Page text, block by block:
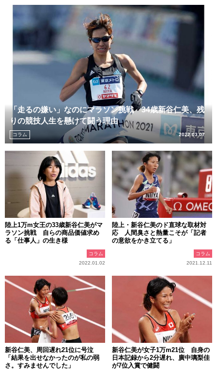
「走るの嫌い」なのにマラソン挑戦 34歳新谷仁美、残
りの競技人生を懸けて闘う理由
コラム 2022.03.07
陸上1万m女王の33歳新谷仁美がマ
ラソン挑戦 自らの商品価値求め
る「仕事人」の生き様
コラム
2022.01.02
陸上・新谷仁美のド直球な取材対
応 人間臭さと熱量こそが「記者
の意欲をかき立てる」
コラム
2021.12.11
新谷仁美、周回遅れ21位に号泣
「結果を出せなかったのが私の弱
さ。すみませんでした」
新谷仁美が女子1万m21位 自身の
日本記録から2分遅れ、廣中璃梨佳
が7位入賞で健闘